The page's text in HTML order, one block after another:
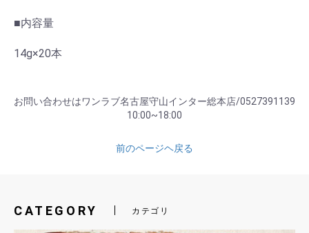
■内容量
14g×20本
お問い合わせはワンラブ名古屋守山インター総本店/0527391139
10:00~18:00
前のページヘ戻る
CATEGORY カテゴリ